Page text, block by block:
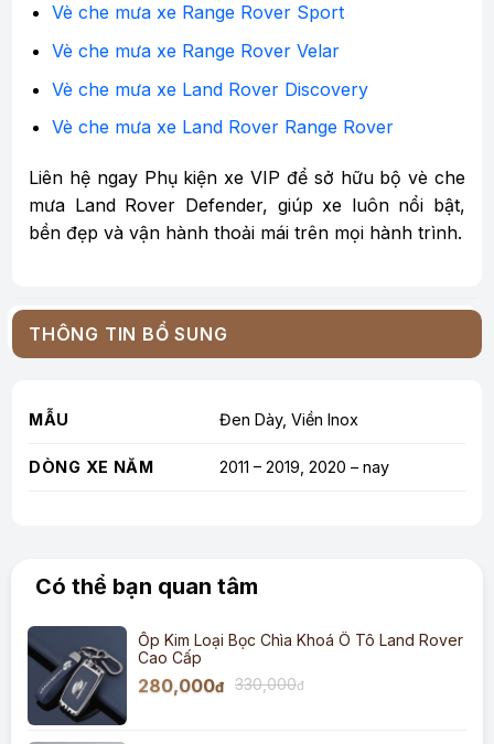
Vè che mưa xe Range Rover Sport
Vè che mưa xe Range Rover Velar
Vè che mưa xe Land Rover Discovery
Vè che mưa xe Land Rover Range Rover
Liên hệ ngay Phụ kiện xe VIP để sở hữu bộ vè che
mưa Land Rover Defender, giúp xe luôn nổi bật,
bền đẹp và vận hành thoải mái trên mọi hành trình.
THÔNG TIN BỔ SUNG
MẪU Đen Dày, Viền Inox
DÒNG XE NĂM 2011 – 2019, 2020 – nay
Có thể bạn quan tâm
Ốp Kim Loại Bọc Chìa Khoá Ô Tô Land Rover
Cao Cấp
280,000đ 330,000đ